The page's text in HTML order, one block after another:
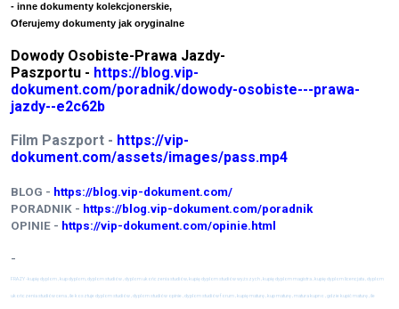
- inne dokumenty kolekcjonerskie,
Oferujemy dokumenty jak oryginalne
Dowody Osobiste-Prawa Jazdy-
Paszportu - https://blog.vip-
dokument.com/poradnik/dowody-osobiste---prawa-
jazdy--e2c62b
Film Paszport - https://vip-
dokument.com/assets/images/pass.mp4
BLOG - https://blog.vip-dokument.com/
PORADNIK - https://blog.vip-dokument.com/poradnik
OPINIE - https://vip-dokument.com/opinie.html
-
FRAZY -kupię dyplom , kup dyplom, dyplom studiów , dyplom ukończenia studiów, kupię dyplom studiów wyższych , kupię dyplom magistra , kupię dyplom licencjata , dyplom
ukończenia studiów cena , ile kosztuje dyplom studiów , dyplom studiów opinie , dyplom studiów forum , kupię maturę , kup maturę , matura kupno , gdzie kupić maturę , ile